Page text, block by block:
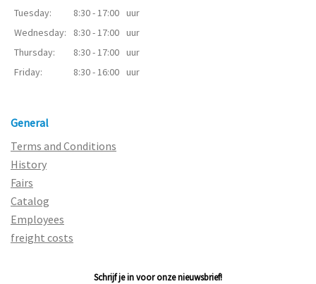
Tuesday:
8:30 - 17:00 uur
Wednesday:
8:30 - 17:00 uur
Thursday:
8:30 - 17:00 uur
Friday:
8:30 - 16:00 uur
General
Terms and Conditions
History
Fairs
Catalog
Employees
freight costs
Schrijf je in voor onze nieuwsbrief!